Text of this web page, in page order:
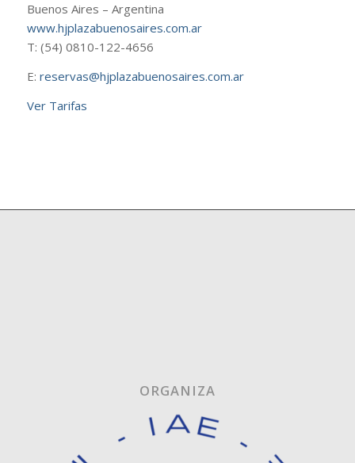
Buenos Aires – Argentina
www.hjplazabuenosaires.com.ar
T: (54) 0810-122-4656
E: reservas@hjplazabuenosaires.com.ar
Ver Tarifas
ORGANIZA